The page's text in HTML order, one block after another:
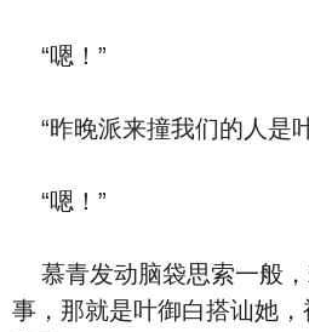
“嗯！”
“昨晚派来撞我们的人是
“嗯！”
慕青发动脑袋思索一般
事，那就是叶御白搭讪她